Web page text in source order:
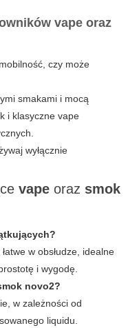
vape oraz
czy może
smakami i mocą
i klasyczne vape
wyłącznie
vape oraz smok
w obsłudze, idealne
i wygodę.
novo2?
w zależności od
liquidu.